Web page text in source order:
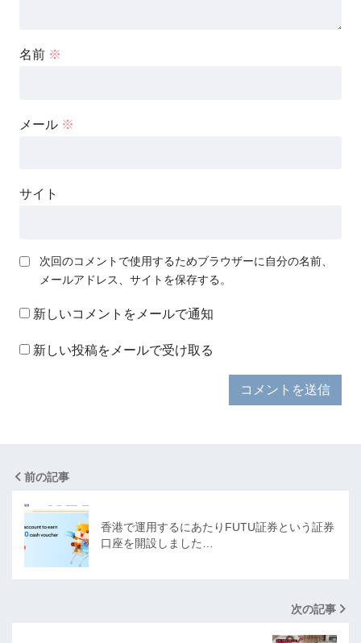
名前 ※
メール ※
サイト
次回のコメントで使用するためブラウザーに自分の名前、
メールアドレス、サイトを保存する。
新しいコメントをメールで通知
新しい投稿をメールで受け取る
前の記事
香港で運用するにあたりFUTU証券という証券
口座を開設しました…
次の記事